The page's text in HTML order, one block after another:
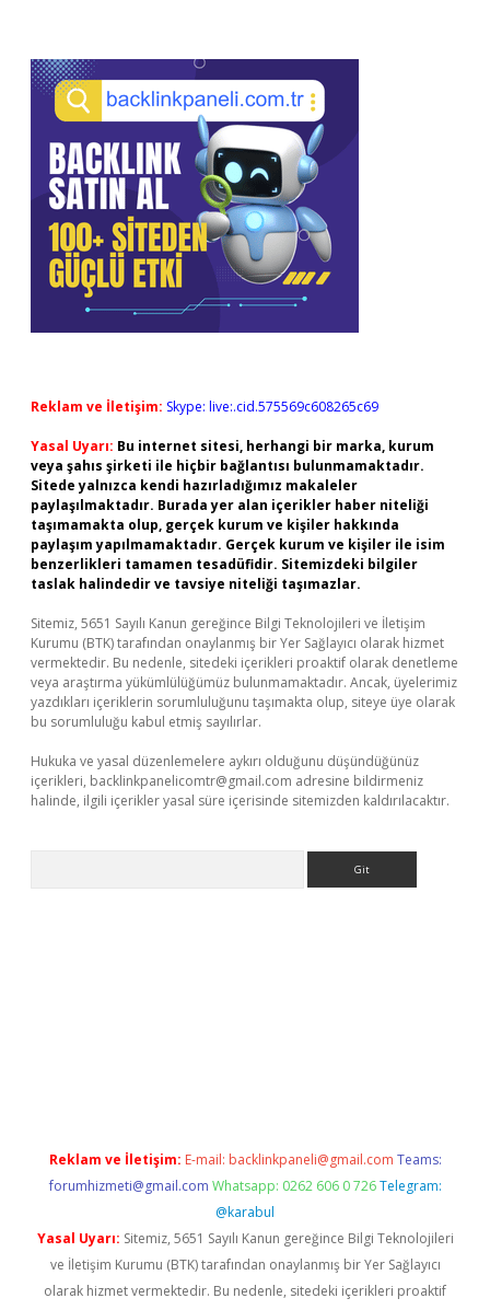
Reklam ve İletişim: Skype: live:.cid.575569c608265c69
Yasal Uyarı: Bu internet sitesi, herhangi bir marka, kurum
veya şahıs şirketi ile hiçbir bağlantısı bulunmamaktadır.
Sitede yalnızca kendi hazırladığımız makaleler
paylaşılmaktadır. Burada yer alan içerikler haber niteliği
taşımamakta olup, gerçek kurum ve kişiler hakkında
paylaşım yapılmamaktadır. Gerçek kurum ve kişiler ile isim
benzerlikleri tamamen tesadüfidir. Sitemizdeki bilgiler
taslak halindedir ve tavsiye niteliği taşımazlar.
Sitemiz, 5651 Sayılı Kanun gereğince Bilgi Teknolojileri ve İletişim
Kurumu (BTK) tarafından onaylanmış bir Yer Sağlayıcı olarak hizmet
vermektedir. Bu nedenle, sitedeki içerikleri proaktif olarak denetleme
veya araştırma yükümlülüğümüz bulunmamaktadır. Ancak, üyelerimiz
yazdıkları içeriklerin sorumluluğunu taşımakta olup, siteye üye olarak
bu sorumluluğu kabul etmiş sayılırlar.
Hukuka ve yasal düzenlemelere aykırı olduğunu düşündüğünüz
içerikleri, backlinkpanelicomtr@gmail.com adresine bildirmeniz
halinde, ilgili içerikler yasal süre içerisinde sitemizden kaldırılacaktır.
Reklam ve İletişim: E-mail: backlinkpaneli@gmail.com Teams:
forumhizmeti@gmail.com Whatsapp: 0262 606 0 726 Telegram:
@karabul
Yasal Uyarı: Sitemiz, 5651 Sayılı Kanun gereğince Bilgi Teknolojileri
ve İletişim Kurumu (BTK) tarafından onaylanmış bir Yer Sağlayıcı
olarak hizmet vermektedir. Bu nedenle, sitedeki içerikleri proaktif